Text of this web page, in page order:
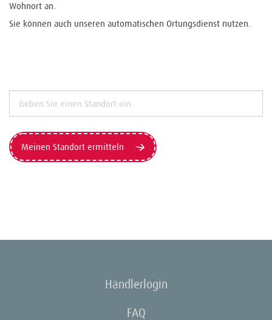
Wohnort an.
Sie können auch unseren automatischen Ortungsdienst nutzen.
Meinen Standort ermitteln
Händlerlogin
FAQ